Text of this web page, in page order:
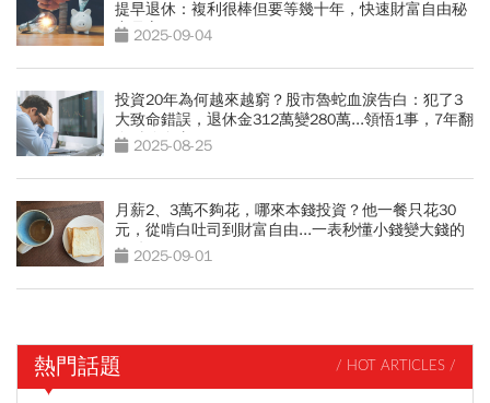
提早退休：複利很棒但要等幾十年，快速財富自由秘
密是它
2025-09-04
投資20年為何越來越窮？股市魯蛇血淚告白：犯了3
大致命錯誤，退休金312萬變280萬...領悟1事，7年翻
身財務自由
2025-08-25
月薪2、3萬不夠花，哪來本錢投資？他一餐只花30
元，從啃白吐司到財富自由...一表秒懂小錢變大錢的
關鍵2025-09-01
熱門話題 / HOT ARTICLES /